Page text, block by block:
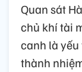
Quan sát
chủ khí tài
canh là
thành